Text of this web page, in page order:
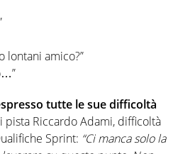
lontani amico?”
tutte le sue difficoltà
pista Riccardo Adami, difficoltà
Sprint: “Ci manca solo la